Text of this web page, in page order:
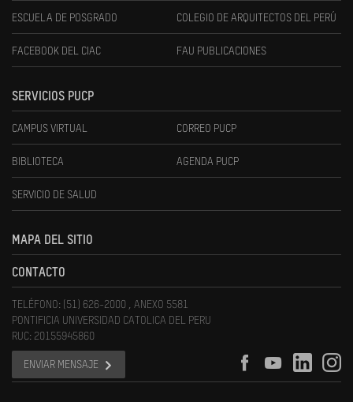
ESCUELA DE POSGRADO COLEGIO DE ARQUITECTOS DEL PERÚ
FACEBOOK DEL CIAC FAU PUBLICACIONES
SERVICIOS PUCP
CAMPUS VIRTUAL CORREO PUCP
BIBLIOTECA AGENDA PUCP
SERVICIO DE SALUD
MAPA DEL SITIO
CONTACTO
TELÉFONO: (51) 626-2000 , ANEXO 5581
PONTIFICIA UNIVERSIDAD CATOLICA DEL PERU
RUC: 20155945860
ENVIAR MENSAJE